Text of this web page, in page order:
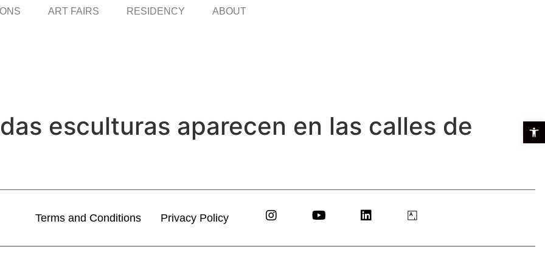
ART FAIRS RESIDENCY ABOUT
esculturas aparecen en las calles de
Terms and Conditions Privacy Policy